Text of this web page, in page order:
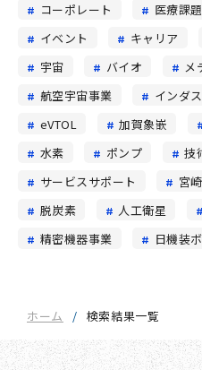
コーポレート
医療課題
イベント
キャリア
宇宙
バイオ
メ
航空宇宙事業
インダ
eVTOL
加賀象嵌
水素
ポンプ
技
サービスサポート
宮崎
脱炭素
人工衛星
精密機器事業
日機装
ホーム 検索結果一覧